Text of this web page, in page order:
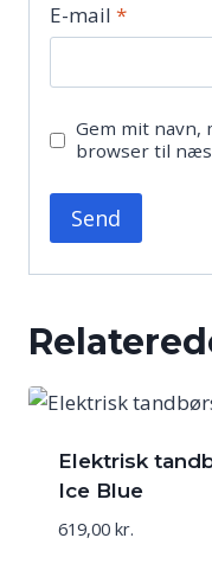
E-mail *
Gem mit navn,
browser til
Elektrisk
Ice Blue
619,00 kr.